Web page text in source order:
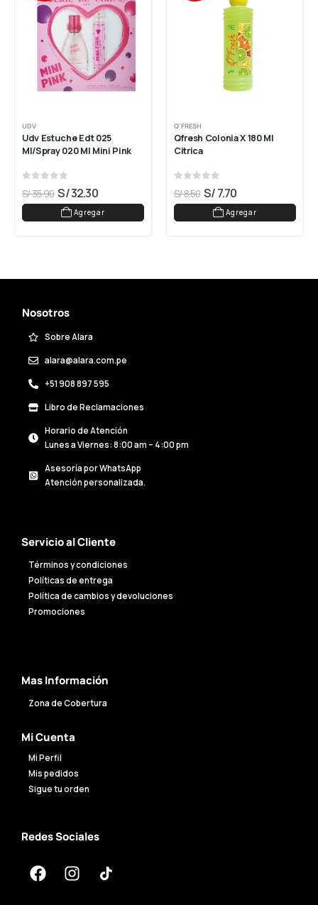
UDV
Udv Estuche Edt 025
Ml/spray 020 Ml Mini Pink
S/35.90 S/32.30
Agregar
Q'FRESH
Qfresh Colonia X 180 Ml
Citrica
S/8.50 S/7.70
Agregar
Nosotros
Sobre Alara
alara@alara.com.pe
+51 908 897 595
Libro de Reclamaciones
Horario de Atención
Lunes a Viernes: 8:00 am – 4:00 pm
Asesoría por WhatsApp
Atención personalizada.
Servicio al Cliente
Términos y condiciones
Políticas de entrega
Política de cambios y devoluciones
Promociones
Mas Información
Zona de Cobertura
Mi Cuenta
Mi Perfil
Mis pedidos
Sigue tu orden
Redes Sociales